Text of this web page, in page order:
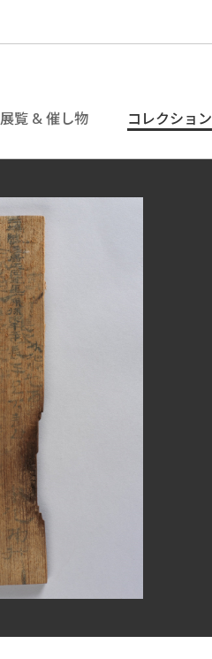
展覧 & 催し物 コレクション